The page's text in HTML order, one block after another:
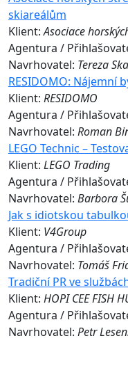
skiareálům
Klient:Asociace
Agentura /
Navrhovatel: Tereza
RESIDOMO: Nájemní
Klient: RESIDOMO
Agentura /
Navrhovatel: Roman
LEGO Technic –
Klient: LEGO Trading
Agentura /
Navrhovatel: Barbora
Jak s idiotskou
Klient: V4Group
Agentura /
Navrhovatel: Tomáš
Tradiční PR ve
Klient: HOPI CEE FISH
Agentura /
Navrhovatel: Petr